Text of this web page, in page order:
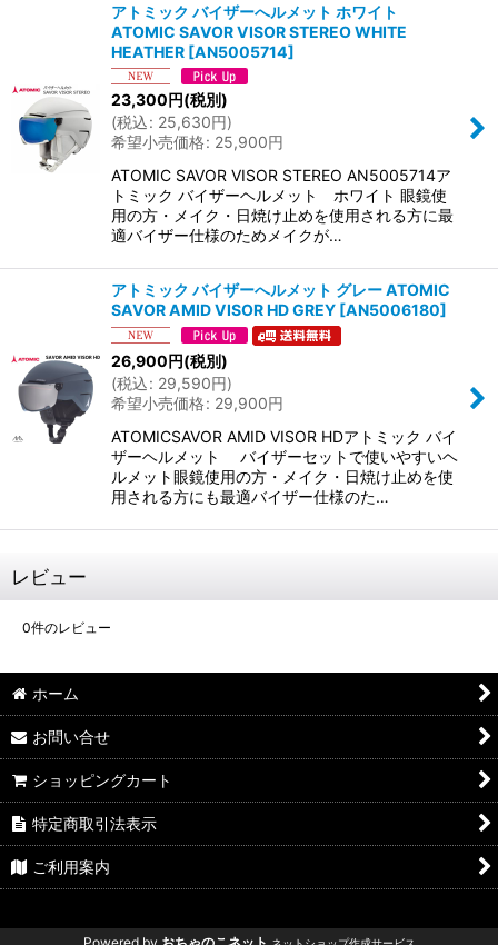
アトミック バイザーへルメット ホワイト
ATOMIC SAVOR VISOR STEREO WHITE
HEATHER [AN5005714]
23,300円(税別)
(税込: 25,630円)
希望小売価格: 25,900円
ATOMIC SAVOR VISOR STEREO AN5005714ア
トミック バイザーヘルメット ホワイト 眼鏡使
用の方・メイク・日焼け止めを使用される方に最
適バイザー仕様のためメイクが…
アトミック バイザーへルメット グレー ATOMIC
SAVOR AMID VISOR HD GREY [AN5006180]
26,900円(税別)
(税込: 29,590円)
希望小売価格: 29,900円
ATOMICSAVOR AMID VISOR HDアトミック バイ
ザーヘルメット バイザーセットで使いやすいヘ
ルメット眼鏡使用の方・メイク・日焼け止めを使
用される方にも最適バイザー仕様のた…
レビュー
0件のレビュー
ホーム
お問い合せ
ショッピングカート
特定商取引法表示
ご利用案内